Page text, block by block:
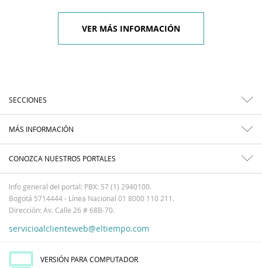
VER MÁS INFORMACIÓN
SECCIONES
MÁS INFORMACIÓN
CONOZCA NUESTROS PORTALES
Info general del portal: PBX: 57 (1) 2940100.
Bogotá 5714444 - Línea Nacional 01 8000 110 211.
Dirección: Av. Calle 26 # 68B-70.
servicioalclienteweb@eltiempo.com
VERSIÓN PARA COMPUTADOR